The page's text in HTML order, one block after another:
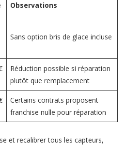
Observations
Sans option bris de glace incluse
Réduction possible si réparation
plutôt que remplacement
Certains contrats proposent
franchise nulle pour réparation
et recalibrer tous les capteurs,